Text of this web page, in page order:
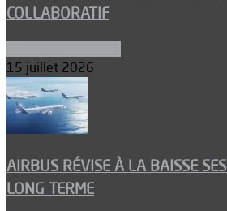
COLLABORATIF
15 juillet 2026
AIRBUS RÉVISE À LA BAISSE
LONG TERME